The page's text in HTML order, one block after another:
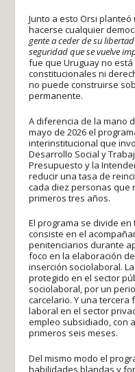
Junto a esto Orsi
hacerse cualquier
gente a ceder de su
seguridad que se vuelve
fue que Uruguay no
constitucionales ni
no puede construirse
permanente.
A diferencia de la mano
mayo de 2026 el
interinstitucional que
Desarrollo Social y
Presupuesto y la
reducir una tasa de
cada diez personas que
primeros tres años.
El programa se divide
consiste en el
penitenciarios durante
foco en la elaboración
inserción sociolaboral.
protegido en el sector
sociolaboral, por un
carcelario. Y una
laboral en el sector
empleo subsidiado, con
primeros seis meses.
Del mismo modo el
habilidades blandas y